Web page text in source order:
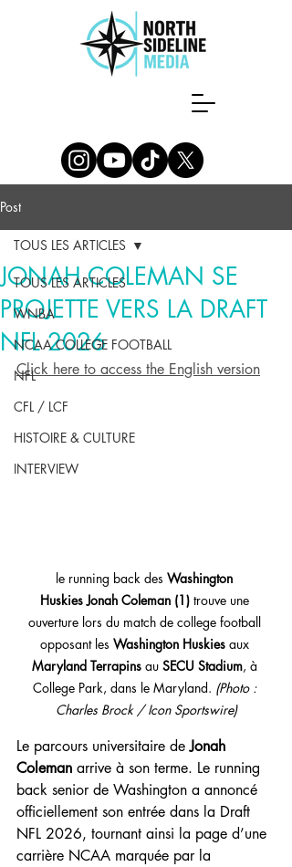
Post
TOUS LES ARTICLES
WNBA
NCAA COLLEGE FOOTBALL
NFL
CFL / LCF
HISTOIRE & CULTURE
INTERVIEW
TOUS LES ARTICLES
JONAH COLEMAN SE
PROJETTE VERS LA DRAFT
NFL 2026
Click here to access the English version
le running back des Washington
Huskies Jonah Coleman (1) trouve une
ouverture lors du match de college football
opposant les Washington Huskies aux
Maryland Terrapins au SECU Stadium, à
College Park, dans le Maryland. (Photo :
Charles Brock / Icon Sportswire)
Le parcours universitaire de Jonah
Coleman arrive à son terme. Le running
back senior de Washington a annoncé
officiellement son entrée dans la Draft
NFL 2026, tournant ainsi la page d’une
carrière NCAA marquée par la